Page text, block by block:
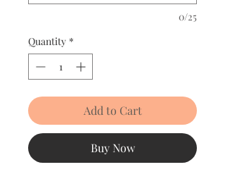
0/25
Quantity *
Add to Cart
Buy Now